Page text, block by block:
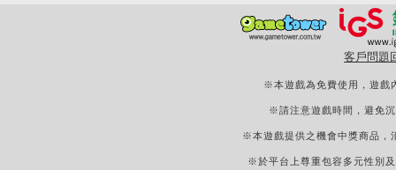
客戶問題
※本遊戲為免費使用，遊戲
※請注意遊戲時間，避免
※本遊戲提供之機會中獎商品，
※於平台上尊重包容多元性別